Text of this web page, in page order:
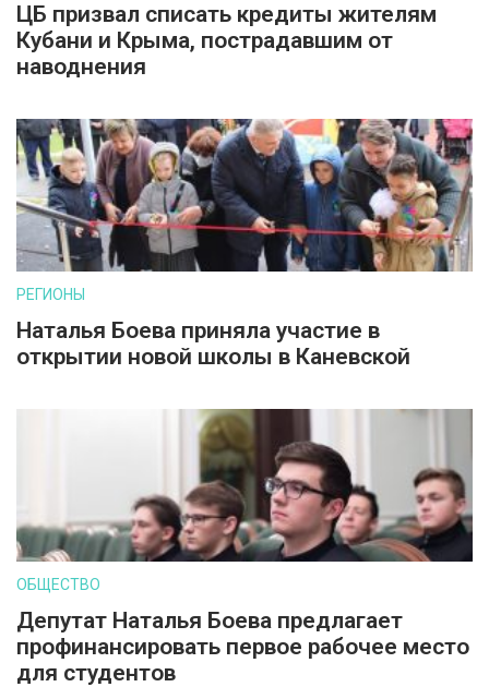
ЦБ призвал списать кредиты жителям
Кубани и Крыма, пострадавшим от
наводнения
РЕГИОНЫ
Наталья Боева приняла участие в
открытии новой школы в Каневской
ОБЩЕСТВО
Депутат Наталья Боева предлагает
профинансировать первое рабочее место
для студентов